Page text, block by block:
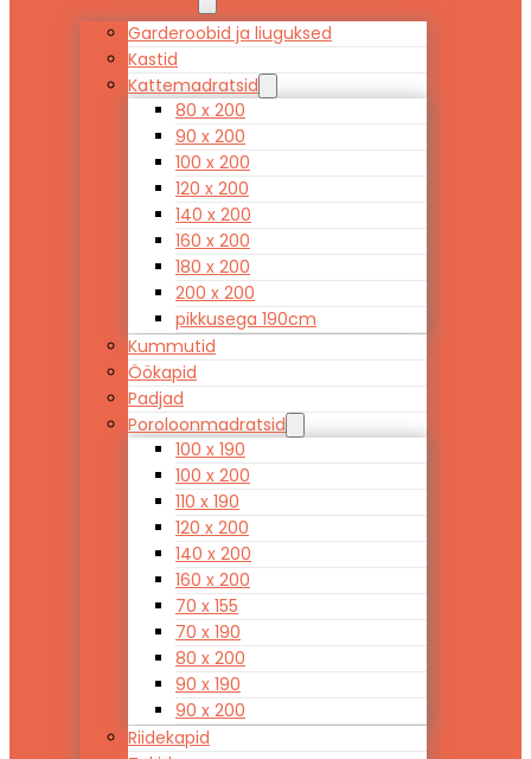
Garderoobid ja liuguksed
Kastid
Kattemadratsid
80 x 200
90 x 200
100 x 200
120 x 200
140 x 200
160 x 200
180 x 200
200 x 200
pikkusega 190cm
Kummutid
Öökapid
Padjad
Poroloonmadratsid
100 x 190
100 x 200
110 x 190
120 x 200
140 x 200
160 x 200
70 x 155
70 x 190
80 x 200
90 x 190
90 x 200
Riidekapid